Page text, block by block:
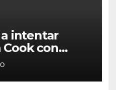
intentar
con
fraude